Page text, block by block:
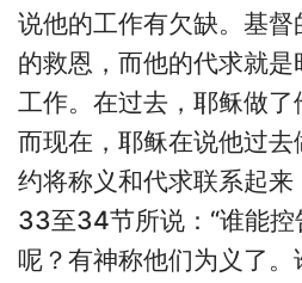
说他的工作有欠缺。基
的救恩，而他的代求就
工作。在过去，耶稣做了
而现在，耶稣在说他过
约将称义和代求联系起
33至34节所说：“谁能控
呢？有神称他们为义了